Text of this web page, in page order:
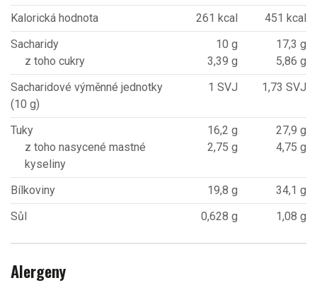
Kalorická hodnota
261 kcal
451 kcal
Sacharidy
z toho cukry
10 g
3,39 g
17,3 g
5,86 g
Sacharidové výměnné jednotky
(10 g)
1 SVJ 1,73 SVJ
Tuky
z toho nasycené mastné
kyseliny
16,2 g
2,75 g
27,9 g
4,75 g
Bílkoviny 19,8 g
34,1 g
Sůl
0,628 g 1,08 g
Alergeny